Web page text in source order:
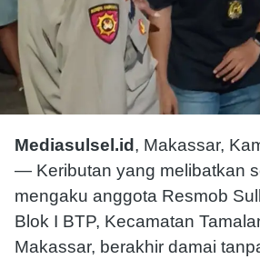
Mediasulsel.id, Makassar,
— Keributan yang melibatkan
mengaku anggota Resmob
Blok I BTP, Kecamatan
Makassar, berakhir damai